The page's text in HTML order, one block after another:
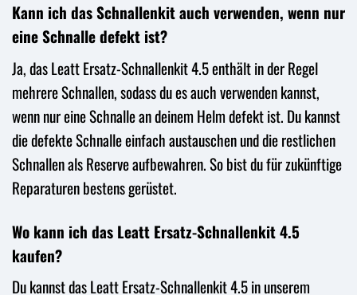
Kann ich das Schnallenkit auch verwenden, wenn nur
eine Schnalle defekt ist?
Ja, das Leatt Ersatz-Schnallenkit 4.5 enthält in der Regel
mehrere Schnallen, sodass du es auch verwenden kannst,
wenn nur eine Schnalle an deinem Helm defekt ist. Du kannst
die defekte Schnalle einfach austauschen und die restlichen
Schnallen als Reserve aufbewahren. So bist du für zukünftige
Reparaturen bestens gerüstet.
Wo kann ich das Leatt Ersatz-Schnallenkit 4.5
kaufen?
Du kannst das Leatt Ersatz-Schnallenkit 4.5 in unserem